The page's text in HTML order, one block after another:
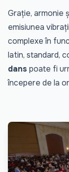
Grație, armonie
emisiunea
complexe în
latin, standard,
dans poate fi
începere de la